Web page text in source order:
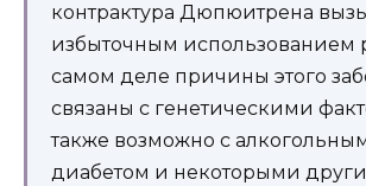
контрактура Дюпюитрена
избыточным использованием
самом деле причины этого
связаны с генетическими
также возможно с
диабетом и некоторыми